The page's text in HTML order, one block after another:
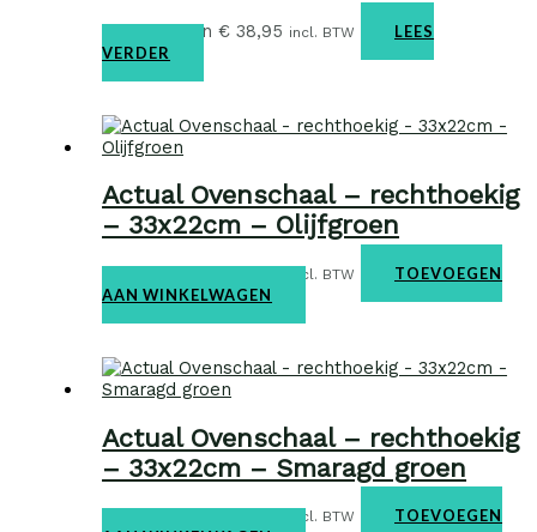
Ovenschalen€ 38,95 incl. BTW
LEES
VERDER
Actual Ovenschaal – rechthoekig
– 33x22cm – Olijfgroen
Ovenschalen€38,95 incl. BTW
TOEVOEGEN
AAN WINKELWAGEN
Actual Ovenschaal – rechthoekig
– 33x22cm – Smaragd groen
Ovenschalen€38,95 incl. BTW
TOEVOEGEN